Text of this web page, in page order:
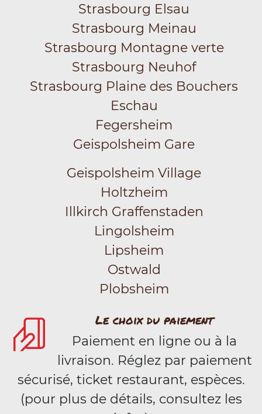
Strasbourg Elsau
Strasbourg Meinau
Strasbourg Montagne verte
Strasbourg Neuhof
Strasbourg Plaine des Bouchers
Eschau
Fegersheim
Geispolsheim Gare
Geispolsheim Village
Holtzheim
Illkirch Graffenstaden
Lingolsheim
Lipsheim
Ostwald
Plobsheim
Le choix du paiement
Paiement en ligne ou à la
livraison. Réglez par paiement
sécurisé, ticket restaurant, espèces.
(pour plus de détails, consultez les